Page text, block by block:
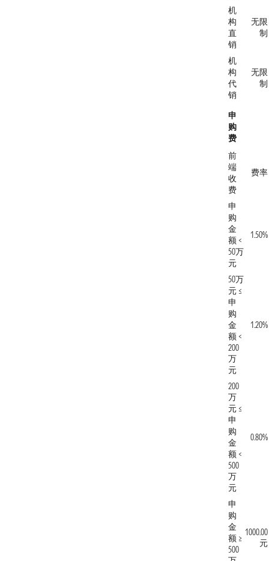
机
构
直
销
无限
制
机
构
代
销
无限
制
申
购
费
前
端
收
费
费率
申
购
金
额 <
50万
元
1.50%
50万
元 ≤
申
购
金
额 <
200
万
元
1.20%
200
万
元 ≤
申
购
金
额 <
500
万
元
0.80%
申
购
金
额 ≥
500
1000.00
元